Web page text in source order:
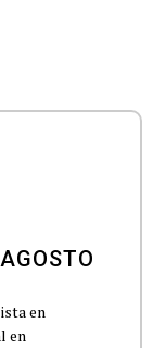
en
en